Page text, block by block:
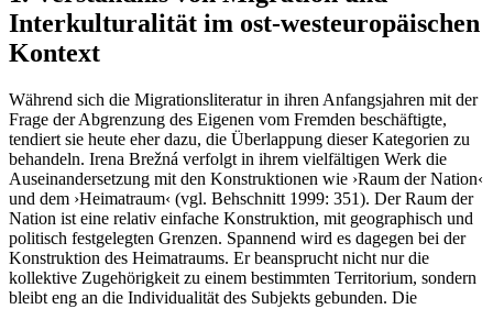
Interkulturalität im ost-westeuropäischen
Kontext
Während sich die Migrationsliteratur in ihren Anfangsjahren mit der
Frage der Abgrenzung des Eigenen vom Fremden beschäftigte,
tendiert sie heute eher dazu, die Überlappung dieser Kategorien zu
behandeln. Irena Brežná verfolgt in ihrem vielfältigen Werk die
Auseinandersetzung mit den Konstruktionen wie ›Raum der Nation‹
und dem ›Heimatraum‹ (vgl. Behschnitt 1999: 351). Der Raum der
Nation ist eine relativ einfache Konstruktion, mit geographisch und
politisch festgelegten Grenzen. Spannend wird es dagegen bei der
Konstruktion des Heimatraums. Er beansprucht nicht nur die
kollektive Zugehörigkeit zu einem bestimmten Territorium, sondern
bleibt eng an die Individualität des Subjekts gebunden. Die